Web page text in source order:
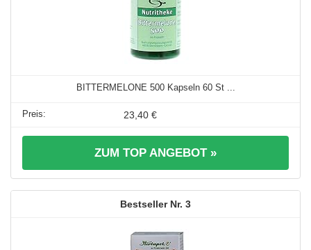
BITTERMELONE 500 Kapseln 60 St ...
23,40 €
ZUM TOP ANGEBOT »
3